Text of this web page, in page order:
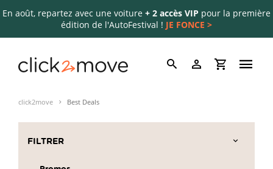
En août, repartez avec une voiture + 2 accès VIP pour la première
édition de l'AutoFestival ! JE FONCE >
click2move Best Deals
FILTRER